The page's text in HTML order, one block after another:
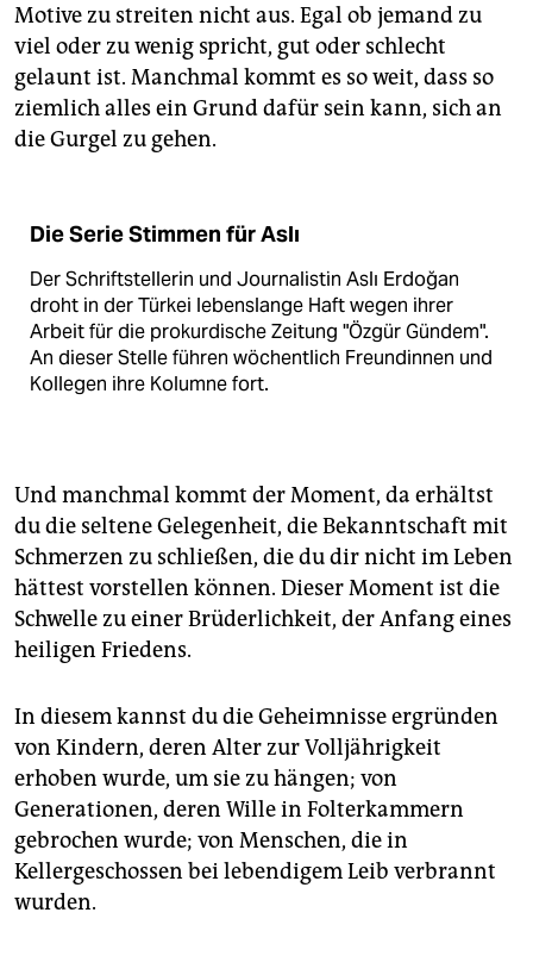
Motive zu streiten nicht aus. Egal ob jemand zu
viel oder zu wenig spricht, gut oder schlecht
gelaunt ist. Manchmal kommt es so weit, dass so
ziemlich alles ein Grund dafür sein kann, sich an
die Gurgel zu gehen.
Die Serie Stimmen für Aslı
Der Schriftstellerin und Journalistin Aslı Erdoğan
droht in der Türkei lebenslange Haft wegen ihrer
Arbeit für die prokurdische Zeitung "Özgür Gündem".
An dieser Stelle führen wöchentlich Freundinnen und
Kollegen ihre Kolumne fort.
Und manchmal kommt der Moment, da erhältst
du die seltene Gelegenheit, die Bekanntschaft mit
Schmerzen zu schließen, die du dir nicht im Leben
hättest vorstellen können. Dieser Moment ist die
Schwelle zu einer Brüderlichkeit, der Anfang eines
heiligen Friedens.
In diesem kannst du die Geheimnisse ergründen
von Kindern, deren Alter zur Volljährigkeit
erhoben wurde, um sie zu hängen; von
Generationen, deren Wille in Folterkammern
gebrochen wurde; von Menschen, die in
Kellergeschossen bei lebendigem Leib verbrannt
wurden.